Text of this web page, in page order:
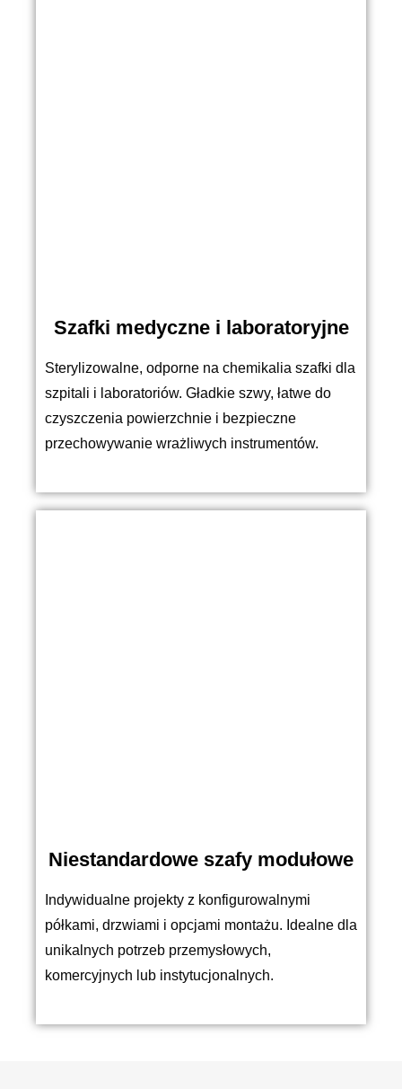
Szafki medyczne i laboratoryjne
Sterylizowalne, odporne na chemikalia szafki dla
szpitali i laboratoriów. Gładkie szwy, łatwe do
czyszczenia powierzchnie i bezpieczne
przechowywanie wrażliwych instrumentów.
Niestandardowe szafy modułowe
Indywidualne projekty z konfigurowalnymi
półkami, drzwiami i opcjami montażu. Idealne dla
unikalnych potrzeb przemysłowych,
komercyjnych lub instytucjonalnych.